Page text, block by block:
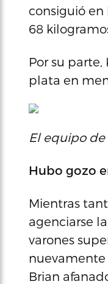
consiguió en
68
Por su
plata en
El equipo de
Hubo gozo
Mientras
agenciarse
varones
nuevamente
Brian